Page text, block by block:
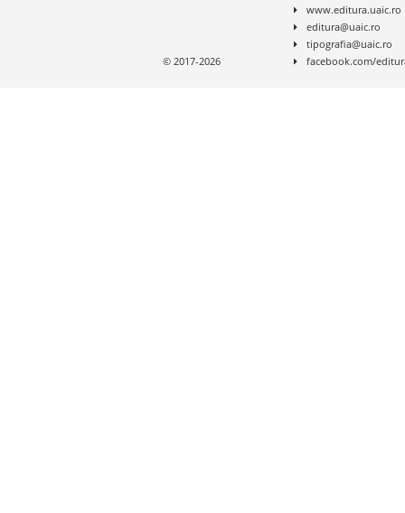
www.editura.uaic.ro
editura@uaic.ro
tipografia@uaic.ro
facebook.com/
© 2017-2026